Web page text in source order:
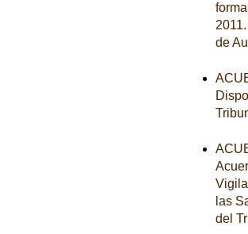
de
las
del